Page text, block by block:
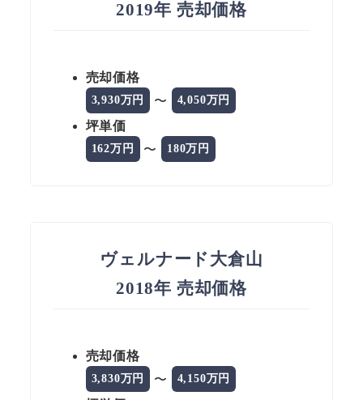
2019年 売却価格
売却価格
3,930万円 〜 4,050万円
坪単価
162万円 〜 180万円
ヴェルナード大倉山
2018年 売却価格
売却価格
3,830万円 〜 4,150万円